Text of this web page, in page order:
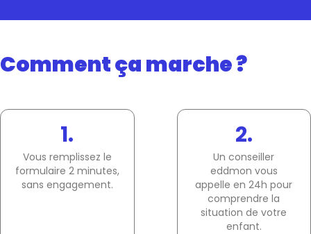
Comment ça marche ?
1.
Vous remplissez le
formulaire 2 minutes,
sans engagement.
2.
Un conseiller
eddmon vous
appelle en 24h pour
comprendre la
situation de votre
enfant.